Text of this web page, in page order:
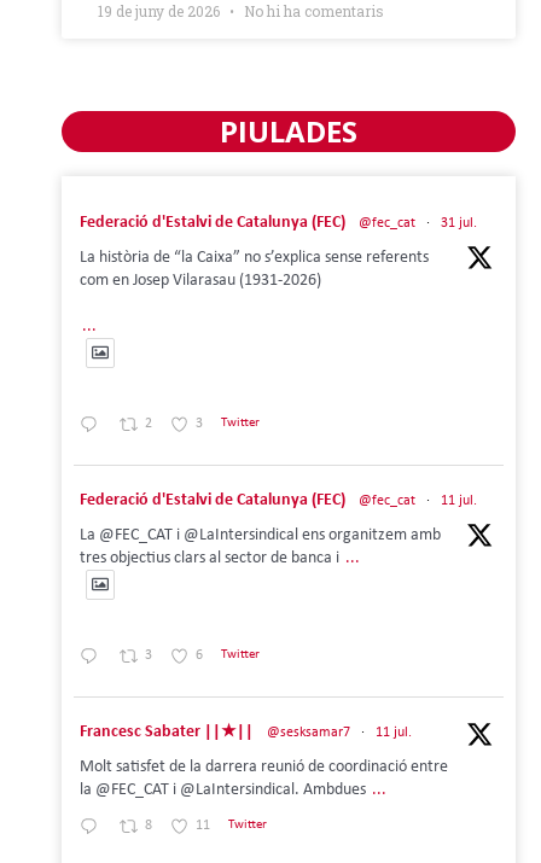
19 de juny de 2026 No hi ha comentaris
PIULADES
Federació d'Estalvi de Catalunya (FEC) @fec_cat · 31 jul.
La història de “la Caixa” no s’explica sense referents
com en Josep Vilarasau (1931-2026)
...
2 3 Twitter
Federació d'Estalvi de Catalunya (FEC) @fec_cat · 11 jul.
La @FEC_CAT i @LaIntersindical ens organitzem amb
tres objectius clars al sector de banca i ...
3 6 Twitter
Francesc Sabater ||★|| @sesksamar7 · 11 jul.
Molt satisfet de la darrera reunió de coordinació entre
la @FEC_CAT i @LaIntersindical. Ambdues ...
8 11 Twitter